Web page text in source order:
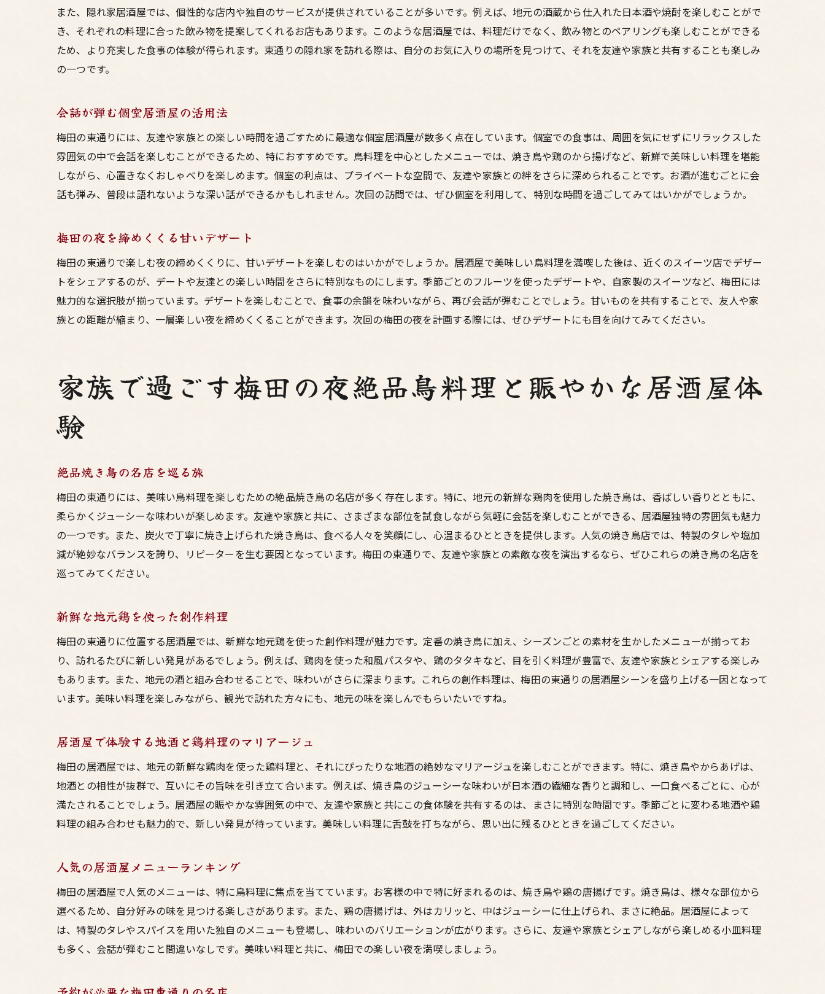
地元の人に愛される人気店一覧
居酒屋でのサプライズ演出法
料理とお酒のペアリングの楽しみ方
夜デートを盛り上げる居酒屋の演出
梅田東通りでのカップルに人気の居酒屋
二人だけの特別なひとときを過ごせる個室
ペアで楽しむ鳥料理コースメニュー
地元ならではの新鮮食材の魅力
全国各地の地酒が楽しめる居酒屋
東通りで見つける隠れた名酒屋
居酒屋のソムリエが教える日本酒の選び方
心に残る美味しい鳥料理を梅田の居酒屋で味わう特別な夜
友達との集まりにぴったりの宴会プラン
鳥料理と共に楽しむ居酒屋での思い出
また、隠れ家居酒屋では、個性的な店内や独自のサービスが提供されていることが多いです。例えば、地元の酒蔵から仕入れた日本酒や焼酎を楽しむことがで
き、それぞれの料理に合った飲み物を提案してくれるお店もあります。このような居酒屋では、料理だけでなく、飲み物とのペアリングも楽しむことができる
ため、より充実した食事の体験が得られます。東通りの隠れ家を訪れる際は、自分のお気に入りの場所を見つけて、それを友達や家族と共有することも楽しみ
の一つです。
会話が弾む個室居酒屋の活用法
梅田の東通りには、友達や家族との楽しい時間を過ごすために最適な個室居酒屋が数多く点在しています。個室での食事は、周囲を気にせずにリラックスした
雰囲気の中で会話を楽しむことができるため、特におすすめです。鳥料理を中心としたメニューでは、焼き鳥や鶏のから揚げなど、新鮮で美味しい料理を堪能
しながら、心置きなくおしゃべりを楽しめます。個室の利点は、プライベートな空間で、友達や家族との絆をさらに深められることです。お酒が進むごとに会
話も弾み、普段は語れないような深い話ができるかもしれません。次回の訪問では、ぜひ個室を利用して、特別な時間を過ごしてみてはいかがでしょうか。
梅田の夜を締めくくる甘いデザート
梅田の東通りで楽しむ夜の締めくくりに、甘いデザートを楽しむのはいかがでしょうか。居酒屋で美味しい鳥料理を満喫した後は、近くのスイーツ店でデザー
トをシェアするのが、デートや友達との楽しい時間をさらに特別なものにします。季節ごとのフルーツを使ったデザートや、自家製のスイーツなど、梅田には
魅力的な選択肢が揃っています。デザートを楽しむことで、食事の余韻を味わいながら、再び会話が弾むことでしょう。甘いものを共有することで、友人や家
族との距離が縮まり、一層楽しい夜を締めくくることができます。次回の梅田の夜を計画する際には、ぜひデザートにも目を向けてみてください。
家族で過ごす梅田の夜絶品鳥料理と賑やかな居酒屋体
験
絶品焼き鳥の名店を巡る旅
梅田の東通りには、美味い鳥料理を楽しむための絶品焼き鳥の名店が多く存在します。特に、地元の新鮮な鶏肉を使用した焼き鳥は、香ばしい香りとともに、
柔らかくジューシーな味わいが楽しめます。友達や家族と共に、さまざまな部位を試食しながら気軽に会話を楽しむことができる、居酒屋独特の雰囲気も魅力
の一つです。また、炭火で丁寧に焼き上げられた焼き鳥は、食べる人々を笑顔にし、心温まるひとときを提供します。人気の焼き鳥店では、特製のタレや塩加
減が絶妙なバランスを誇り、リピーターを生む要因となっています。梅田の東通りで、友達や家族との素敵な夜を演出するなら、ぜひこれらの焼き鳥の名店を
巡ってみてください。
新鮮な地元鶏を使った創作料理
梅田の東通りに位置する居酒屋では、新鮮な地元鶏を使った創作料理が魅力です。定番の焼き鳥に加え、シーズンごとの素材を生かしたメニューが揃ってお
り、訪れるたびに新しい発見があるでしょう。例えば、鶏肉を使った和風パスタや、鶏のタタキなど、目を引く料理が豊富で、友達や家族とシェアする楽しみ
もあります。また、地元の酒と組み合わせることで、味わいがさらに深まります。これらの創作料理は、梅田の東通りの居酒屋シーンを盛り上げる一因となって
います。美味い料理を楽しみながら、観光で訪れた方々にも、地元の味を楽しんでもらいたいですね。
居酒屋で体験する地酒と鶏料理のマリアージュ
梅田の居酒屋では、地元の新鮮な鶏肉を使った鶏料理と、それにぴったりな地酒の絶妙なマリアージュを楽しむことができます。特に、焼き鳥やからあげは、
地酒との相性が抜群で、互いにその旨味を引き立て合います。例えば、焼き鳥のジューシーな味わいが日本酒の繊細な香りと調和し、一口食べるごとに、心が
満たされることでしょう。居酒屋の賑やかな雰囲気の中で、友達や家族と共にこの食体験を共有するのは、まさに特別な時間です。季節ごとに変わる地酒や鶏
料理の組み合わせも魅力的で、新しい発見が待っています。美味しい料理に舌鼓を打ちながら、思い出に残るひとときを過ごしてください。
人気の居酒屋メニューランキング
梅田の居酒屋で人気のメニューは、特に鳥料理に焦点を当てています。お客様の中で特に好まれるのは、焼き鳥や鶏の唐揚げです。焼き鳥は、様々な部位から
選べるため、自分好みの味を見つける楽しさがあります。また、鶏の唐揚げは、外はカリッと、中はジューシーに仕上げられ、まさに絶品。居酒屋によって
は、特製のタレやスパイスを用いた独自のメニューも登場し、味わいのバリエーションが広がります。さらに、友達や家族とシェアしながら楽しめる小皿料理
も多く、会話が弾むこと間違いなしです。美味い料理と共に、梅田での楽しい夜を満喫しましょう。